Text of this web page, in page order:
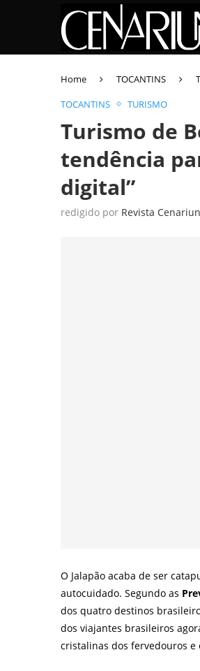
Home TOCANTINS
TOCANTINS
TURISMO
Turismo de
tendência
digital”
redigido por Revista Cenariun
O Jalapão acaba de ser
autocuidado. Segundo as
dos quatro destinos
dos viajantes brasileiros
cristalinas dos fervedouros